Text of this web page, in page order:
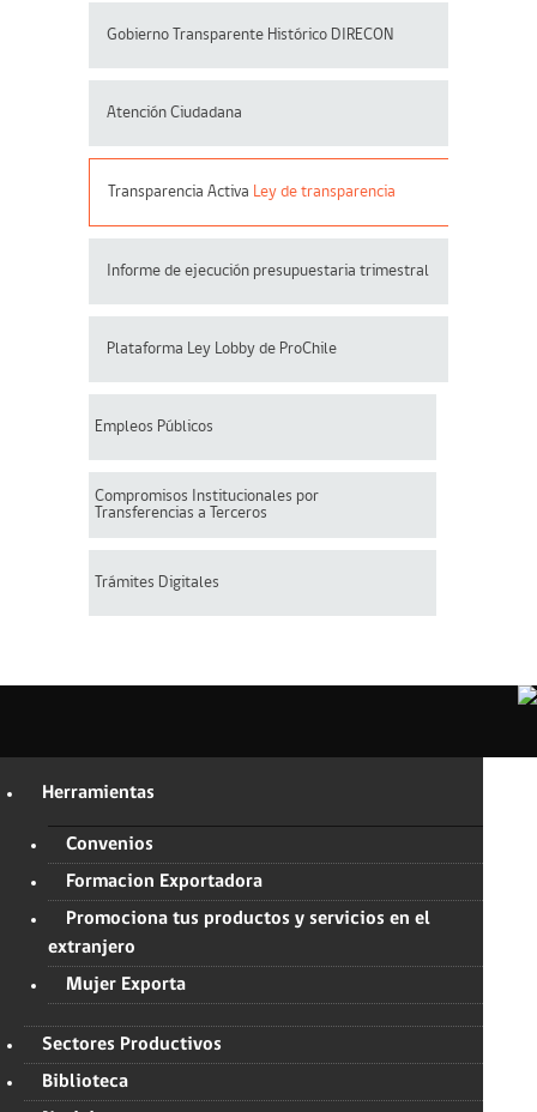
Gobierno Transparente Histórico DIRECON
Atención Ciudadana
Transparencia Activa Ley de transparencia
Informe de ejecución presupuestaria trimestral
Plataforma Ley Lobby de ProChile
Empleos Públicos
Compromisos Institucionales por
Transferencias a Terceros
Trámites Digitales
Herramientas
Convenios
Formacion Exportadora
Promociona tus productos y servicios en el
extranjero
Mujer Exporta
Sectores Productivos
Biblioteca